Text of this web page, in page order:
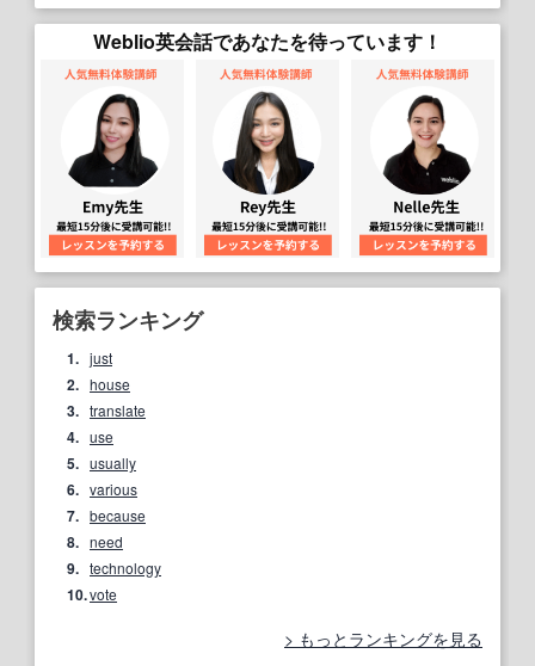
Weblio英会話であなたを待っています！
検索ランキング
1. just
2. house
3. translate
4. use
5. usually
6. various
7. because
8. need
9. technology
10.vote
もっとランキングを見る